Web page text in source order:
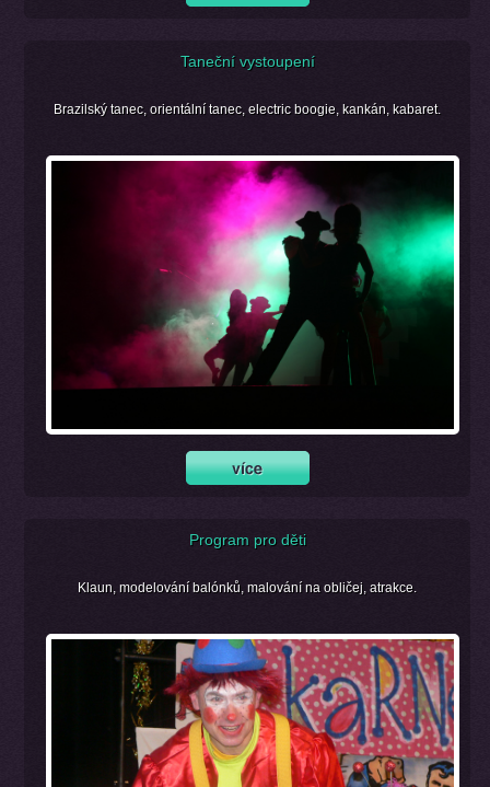
Taneční vystoupení
Brazilský tanec, orientální tanec, electric boogie, kankán, kabaret.
Program pro děti
Klaun, modelování balónků, malování na obličej, atrakce.